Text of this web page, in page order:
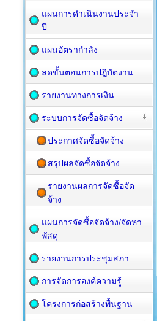
แผนการดำเนินงานประจำ
ปี
แผนอัตรากำลัง
ลดขั้นตอนการปฎิบัตงาน
รายงานทางการเงิน
ระบบการจัดซื้อจัดจ้าง
ประกาศจัดซื้อจัดจ้าง
สรุปผลจัดซื้อจัดจ้าง
รายงานผลการจัดซื้อจัด
จ้าง
แผนการจัดซื้อ​จัดจ้าง/จัดหา
พัสดุ
รายงานการประชุมสภา
การจัดการองค์ความรู้
โครงการก่อสร้างพื้นฐาน